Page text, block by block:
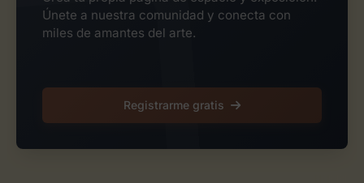
Únete a nuestra comunidad y conecta con
miles de amantes del arte.
Registrarme gratis